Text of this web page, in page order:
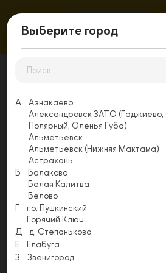
Выберите адрес
4 сыра
Нори, рис, креветка, моцарелла,
пармезан, соус унаги
Выберите один из вариантов
1 г
Выберите количество
1
Выберите город
А
Азнакаево
Александровск ЗАТО (Гаджиево,
Полярный, Оленья Губа)
Альметьевск
Альметьевск (Нижняя Мактама)
Астрахань
Б
Балаково
Белая Калитва
Белово
Г
г.о. Пушкинский
Горячий Ключ
Д д. Степаньково
Е Елабуга
З Звенигород